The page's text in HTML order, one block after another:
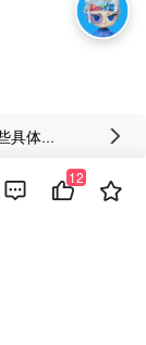
东莞市2027年中考复读政策有哪些具体规定?
12